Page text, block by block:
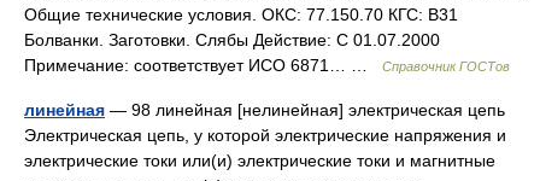
Общие технические условия. ОКС: 77.150.70 КГС: В31
Болванки. Заготовки. Слябы Действие: С 01.07.2000
Примечание: соответствует ИСО 6871… …
Справочник ГОСТов
линейная — 98 линейная [нелинейная] электрическая цепь
Электрическая цепь, у которой электрические напряжения и
электрические токи или(и) электрические токи и магнитные